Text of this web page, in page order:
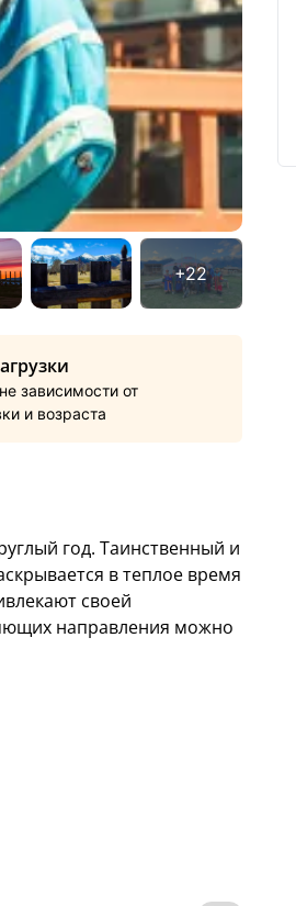
зависимости от
и возраста
год. Таинственный и
в теплое время
своей
направления можно